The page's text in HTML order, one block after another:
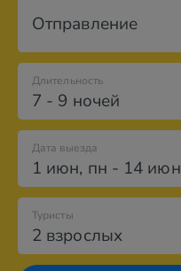
Отправление
7 - 9 ночей
Длительность
Дата выезда
1 июн, пн - 14 июн
2 взрослых
Туристы